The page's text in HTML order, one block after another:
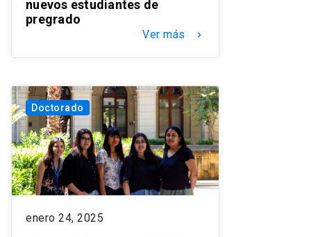
nuevos estudiantes de
pregrado
Ver más keyboard_arrow_right
Doctorado
enero 24, 2025